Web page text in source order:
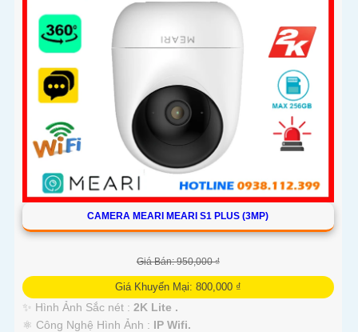
CAMERA MEARI MEARI S1 PLUS (3MP)
Giá Bán: 950,000 ₫
Giá Khuyến Mại: 800,000 ₫
✨ Hình Ảnh Sắc nét : 2K Lite .
⚛️ Công Nghệ Hình Ảnh : IP Wifi.